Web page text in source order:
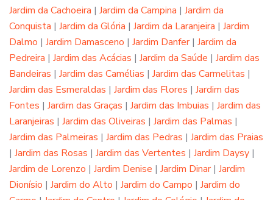
Jardim da Cachoeira | Jardim da Campina | Jardim da
Conquista | Jardim da Glória | Jardim da Laranjeira | Jardim
Dalmo | Jardim Damasceno | Jardim Danfer| Jardim da
Pedreira | Jardim das Acácias | Jardim da Saúde | Jardim das
Bandeiras | Jardim das Camélias | Jardim das Carmelitas |
Jardim das Esmeraldas | Jardim das Flores | Jardim das
Fontes | Jardim das Graças | Jardim das Imbuias | Jardim das
Laranjeiras | Jardim das Oliveiras | Jardim das Palmas |
Jardim das Palmeiras | Jardim das Pedras | Jardim das Praias
| Jardim das Rosas | Jardim das Vertentes | Jardim Daysy |
Jardim de Lorenzo | Jardim Denise | Jardim Dinar| Jardim
Dionísio | Jardim do Alto | Jardim do Campo | Jardim do